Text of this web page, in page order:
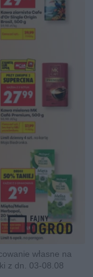
własne na
z dn. 03-08.08